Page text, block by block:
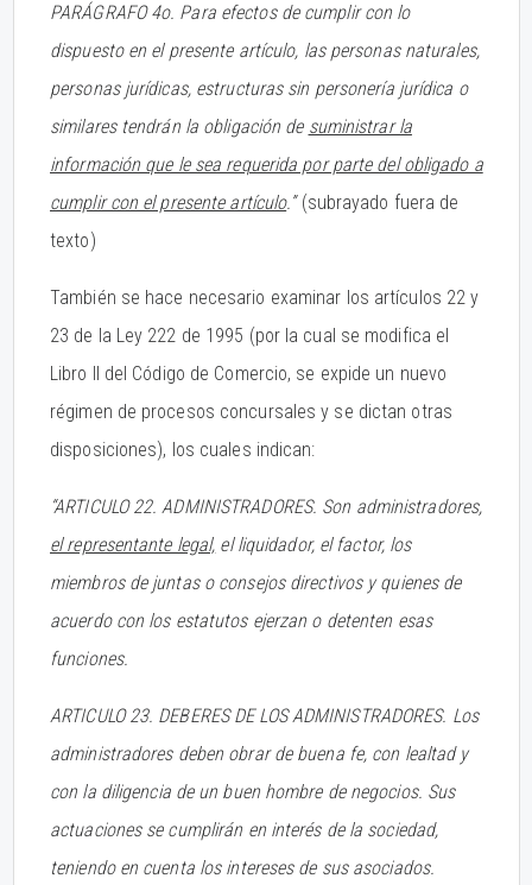
PARÁGRAFO 4o. Para efectos de cumplir con lo
dispuesto en el presente artículo, las personas naturales,
personas jurídicas, estructuras sin personería jurídica o
similares tendrán la obligación de suministrar la
información que le sea requerida por parte del obligado a
cumplir con el presente artículo.”(subrayado fuera de
texto)
También se hace necesario examinar los artículos 22 y
23 de la Ley 222 de 1995 (por la cual se modifica el
Libro II del Código de Comercio, se expide un nuevo
régimen de procesos concursales y se dictan otras
disposiciones), los cuales indican:
“ARTICULO 22. ADMINISTRADORES. Son administradores,
el representante legal, el liquidador, el factor, los
miembros de juntas o consejos directivos y quienes de
acuerdo con los estatutos ejerzan o detenten esas
funciones.
ARTICULO 23. DEBERES DE LOS ADMINISTRADORES. Los
administradores deben obrar de buena fe, con lealtad y
con la diligencia de un buen hombre de negocios. Sus
actuaciones se cumplirán en interés de la sociedad,
teniendo en cuenta los intereses de sus asociados.